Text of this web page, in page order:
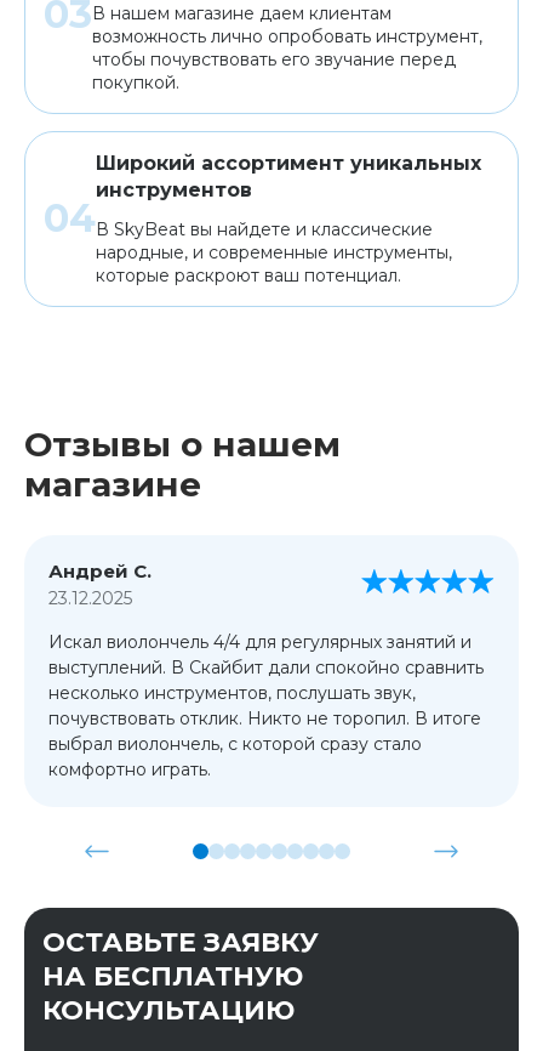
В нашем магазине даем клиентам
возможность лично опробовать инструмент,
чтобы почувствовать его звучание перед
покупкой.
Широкий ассортимент уникальных
инструментов
В SkyBeat вы найдете и классические
народные, и современные инструменты,
которые раскроют ваш потенциал.
Отзывы о нашем
магазине
Андрей С.
23.12.2025
Искал виолончель 4/4 для регулярных занятий и
выступлений. В Скайбит дали спокойно сравнить
несколько инструментов, послушать звук,
почувствовать отклик. Никто не торопил. В итоге
выбрал виолончель, с которой сразу стало
комфортно играть.
ОСТАВЬТЕ ЗАЯВКУ
НА БЕСПЛАТНУЮ
КОНСУЛЬТАЦИЮ